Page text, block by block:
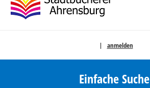
anmelden
Einfache Suche